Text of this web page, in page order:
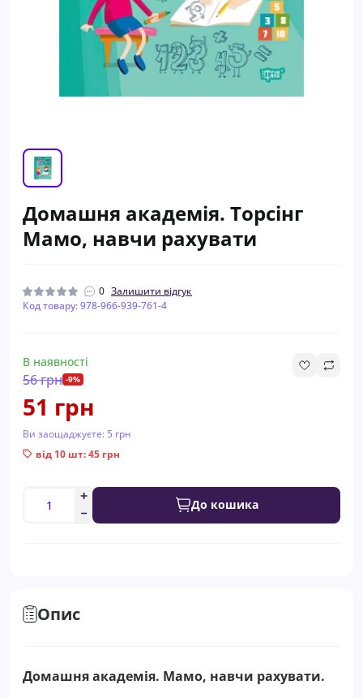
Домашня академія. Торсінг
Мамо, навчи рахувати
0 Залишити відгук
Код товару: 978-966-939-761-4
В наявності
56 грн -9%
51 грн
Ви заощаджуєте: 5 грн
від 10 шт: 45 грн
До кошика
Опис
Домашня академія. Мамо, навчи рахувати.